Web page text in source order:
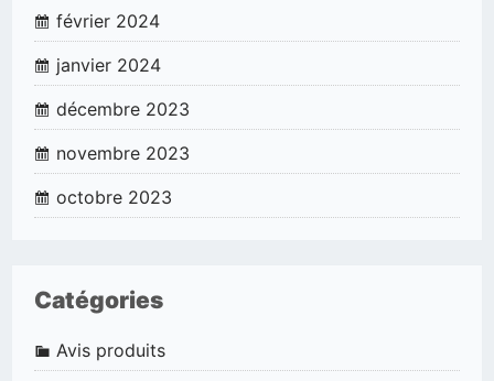
février 2024
janvier 2024
décembre 2023
novembre 2023
octobre 2023
Catégories
Avis produits